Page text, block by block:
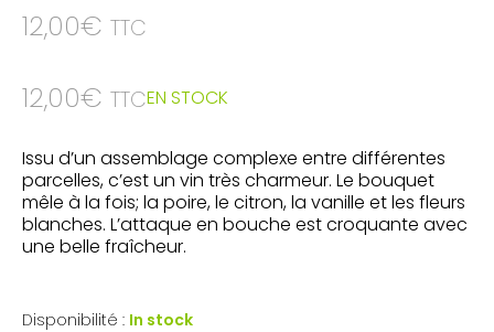
12,00€ TTC
12,00€ TTCEN STOCK
Issu d’un assemblage complexe entre différentes
parcelles, c’est un vin très charmeur. Le bouquet
mêle à la fois; la poire, le citron, la vanille et les fleurs
blanches. L’attaque en bouche est croquante avec
une belle fraîcheur.
Disponibilité : In stock